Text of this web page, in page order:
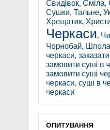
Свидівок, Сміла,
Сушки, Тальне,
Хрещатик,
Черкаси,
Чорнобай, Шпола
черкаси,
замовити суші в
замовити суші
черкаси, суші в
черкаси
ОПИТУВАННЯ